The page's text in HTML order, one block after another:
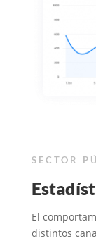
SECTOR
El
distintos